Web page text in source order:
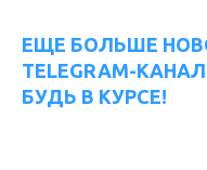
ЕЩЕ БОЛЬШЕ
TELEGRAM-
БУДЬ В КУРСЕ!